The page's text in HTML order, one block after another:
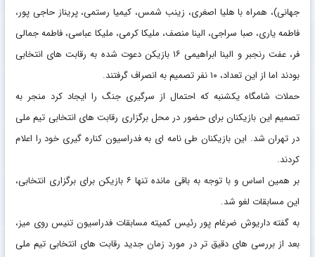
جهانی)، همراه با هلیا اصغری، زینب شمس، کیمیا رستمی، پریناز حاجی پور،
فاطمه یاری، صبا سراجی، الینا منصف، ملیکا کرمی، ملیکا عباسی، فاطمه جمالی
فر، عفت رنجبر و الینا ابراهیمی ۱۶ بازیکن دعوت شده به رقابت های انتخابی
بودند اما از این تعداد، ۱۰ نفر تصمیم به انصراف گرفتند.
حملات شامگاه یکشنبه که احتمال از سرگیری جنگ را ایجاد کرد منجر به
تصمیم این بازیکنان برای حضور در محل برگزاری رقابت های انتخابی تیم ملی
در تهران شد. این بازیکنان طی نامه ای به فدراسیون کناره گیری خود را اعلام
کردند.
بر همین اساس و با توجه به باقی مانده تنها ۶ بازیکن برای برگزاری انتخابی،
این مسابقات لغو شد.
به گفته داریوش ضرغام پور رئیس کمیته مسابقات فدراسیون تنیس روی میز،
بعد از بررسی های دقیق تر در مورد زمان جدید رقابت های انتخابی تیم ملی